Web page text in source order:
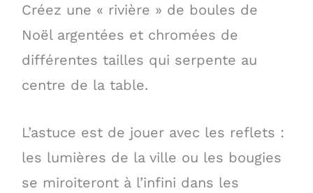
Créez une « rivière » de boules de
Noël argentées et chromées de
différentes tailles qui serpente au
centre de la table.
L’astuce est de jouer avec les reflets :
les lumières de la ville ou les bougies
se miroiteront à l’infini dans les